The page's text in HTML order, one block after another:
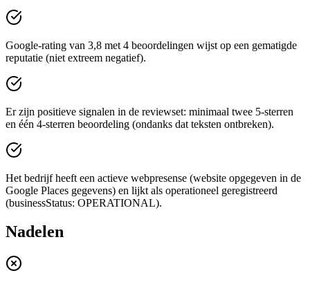
Google-rating van 3,8 met 4 beoordelingen wijst op een gematigde
reputatie (niet extreem negatief).
Er zijn positieve signalen in de reviewset: minimaal twee 5-sterren
en één 4-sterren beoordeling (ondanks dat teksten ontbreken).
Het bedrijf heeft een actieve webpresense (website opgegeven in de
Google Places gegevens) en lijkt als operationeel geregistreerd
(businessStatus: OPERATIONAL).
Nadelen